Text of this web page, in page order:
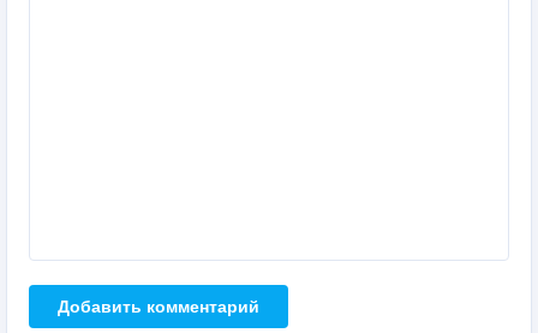
Добавить комментарий